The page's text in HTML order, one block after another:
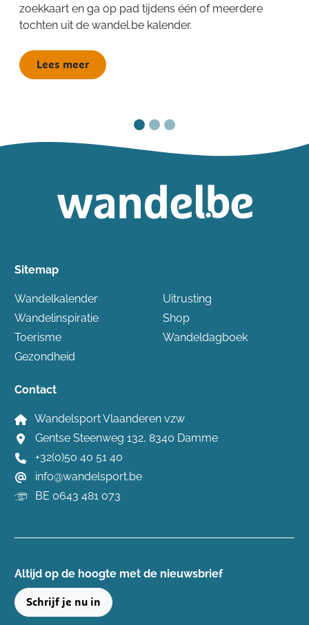
zoekkaart en ga op pad tijdens één of meerdere
tochten uit de wandel.be kalender.
Lees meer
Sitemap
Wandelkalender
Wandelinspiratie
Toerisme
Gezondheid
Uitrusting
Shop
Wandeldagboek
Contact
Wandelsport Vlaanderen vzw
Gentse Steenweg 132, 8340 Damme
+32(0)50 40 51 40
info@wandelsport.be
BE 0643 481 073
Altijd op de hoogte ​met de nieuwsbrief
Schrijf je nu in